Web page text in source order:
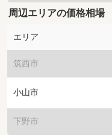
周辺エリアの価格相場
エリア
筑西市
小山市
下野市